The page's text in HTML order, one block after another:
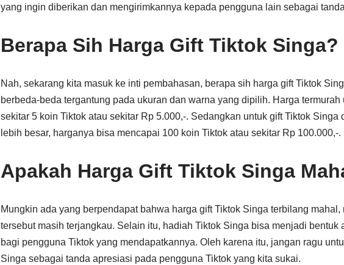
yang ingin diberikan dan mengirimkannya kepada pengguna lain sebagai
Berapa Sih Harga Gift Tiktok Singa?
Nah, sekarang kita masuk ke inti pembahasan, berapa sih harga gift Tiktok
berbeda-beda tergantung pada ukuran dan warna yang dipilih. Harga
sekitar 5 koin Tiktok atau sekitar Rp 5.000,-. Sedangkan untuk gift Tiktok Singa
lebih besar, harganya bisa mencapai 100 koin Tiktok atau sekitar Rp 100.000,-.
Apakah Harga Gift Tiktok Singa
Mungkin ada yang berpendapat bahwa harga gift Tiktok Singa terbilang
tersebut masih terjangkau. Selain itu, hadiah Tiktok Singa bisa menjadi bentuk
bagi pengguna Tiktok yang mendapatkannya. Oleh karena itu, jangan ragu
Singa sebagai tanda apresiasi pada pengguna Tiktok yang kita sukai.